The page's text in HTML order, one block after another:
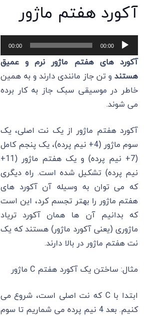
آکورد هفتم ماژور
پخش‌کننده
صوت
00:00
00:00
آکورد های هفتم ماژور نرم و عمیق
هستند و تن جاز مانندی دارند و به همین
خاطر در موسیقی سبک جاز به کار برده
می‌ شوند.
آکورد هفتم ماژور از یک نت اصلی، یک
سوم ماژور (4+ نیم پرده)، یک پنجم کامل
(7+ نیم پرده) و یک هفتم ماژور (11+
نیم پرده) تشکیل شده است. راه دیگری
که می‌ توان به وسیله آن آکورد های
هفتم ماژور را بهتر تجسم کرد، این است
که بدانیم آن ها همان آکورد تریاد
ماژوری (یعنی آکورد ماژور) هستند که یک
نت هفتم ماژور در بالا دارند.
مثال: ساختن یک آکورد هفتم C‌ ماژور
ابتدا با C‌ که نت اصلی است، شروع می‌
کنیم. بعد 4 نیم پرده می ‌شماریم تا سوم